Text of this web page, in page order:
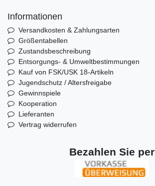
Informationen
Versandkosten & Zahlungsarten
Größentabellen
Zustandsbeschreibung
Entsorgungs- & Umweltbestimmungen
Kauf von FSK/USK 18-Artikeln
Jugendschutz / Altersfreigabe
Gewinnspiele
Kooperation
Lieferanten
Vertrag widerrufen
Bezahlen Sie per